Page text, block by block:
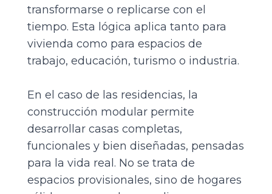
transformarse o replicarse con el
tiempo. Esta lógica aplica tanto para
vivienda como para espacios de
trabajo, educación, turismo o industria.
En el caso de las residencias, la
construcción modular permite
desarrollar casas completas,
funcionales y bien diseñadas, pensadas
para la vida real. No se trata de
espacios provisionales, sino de hogares